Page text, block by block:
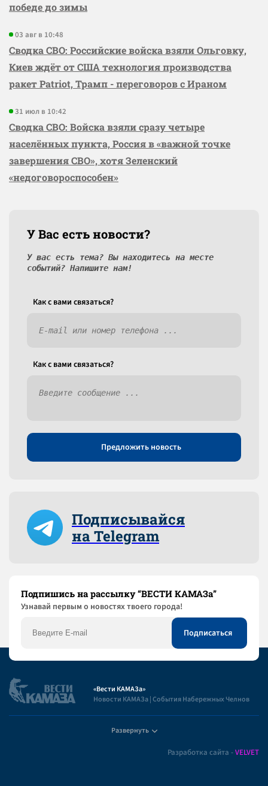
победе до зимы
03 авг в 10:48
Сводка СВО: Российские войска взяли Ольговку,
Киев ждёт от США технология производства
ракет Patriot, Трамп - переговоров с Ираном
31 июл в 10:42
Сводка СВО: Войска взяли сразу четыре
населённых пункта, Россия в «важной точке
завершения СВО», хотя Зеленский
«недоговороспособен»
У Вас есть новости?
У вас есть тема? Вы находитесь на месте
событий? Напишите нам!
Как c вами связаться?
Как c вами связаться?
Предложить новость
Подписывайся
на Telegram
Подпишись на рассылку “ВЕСТИ КАМАЗа”
Узнaвай первым о новостях твоего города!
«Вести КАМАЗа»
Новости КАМАЗа | События Набережных Челнов
Развернуть
Разработка сайта -VELVET